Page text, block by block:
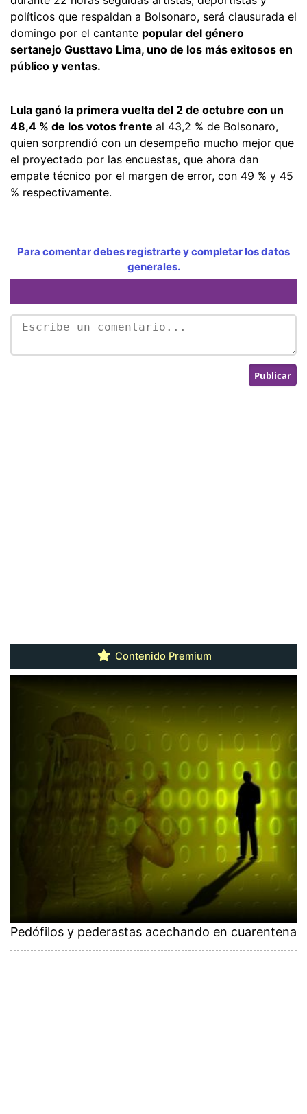
políticos que respaldan a Bolsonaro, será clausurada el
domingo por el cantante popular del género
sertanejo Gusttavo Lima, uno de los más exitosos en
público y ventas.
Lula ganó la primera vuelta del 2 de octubre con un
48,4 % de los votos frente al 43,2 % de Bolsonaro,
quien sorprendió con un desempeño mucho mejor que
el proyectado por las encuestas, que ahora dan
empate técnico por el margen de error, con 49 % y 45
% respectivamente.
Para comentar debes registrarte y completar los datos
generales.
Contenido Premium
Pedófilos y pederastas acechando en cuarentena